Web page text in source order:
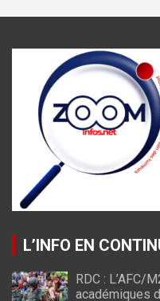
L’INFO EN
RDC : L’AFC/
académiques